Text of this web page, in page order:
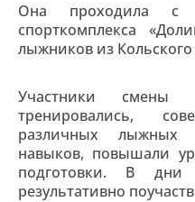
Она проходила
спорткомплекса
лыжников из
Участники смены
тренировались,
различных лыжных
навыков, повышали
подготовки. В дни
результативно